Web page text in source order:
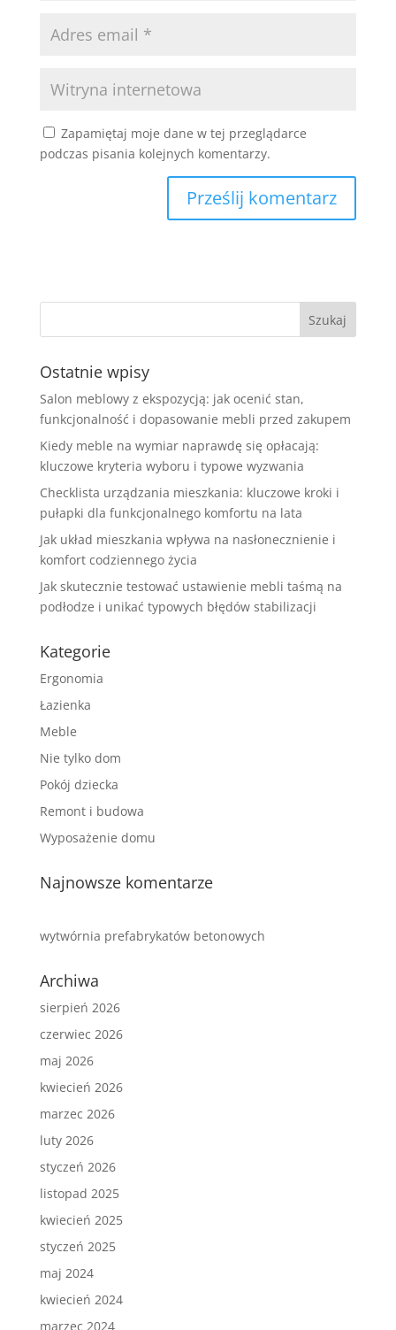
Zapamiętaj moje dane w tej przeglądarce
podczas pisania kolejnych komentarzy.
Ostatnie wpisy
Salon meblowy z ekspozycją: jak ocenić stan,
funkcjonalność i dopasowanie mebli przed zakupem
Kiedy meble na wymiar naprawdę się opłacają:
kluczowe kryteria wyboru i typowe wyzwania
Checklista urządzania mieszkania: kluczowe kroki i
pułapki dla funkcjonalnego komfortu na lata
Jak układ mieszkania wpływa na nasłonecznienie i
komfort codziennego życia
Jak skutecznie testować ustawienie mebli taśmą na
podłodze i unikać typowych błędów stabilizacji
Kategorie
Ergonomia
Łazienka
Meble
Nie tylko dom
Pokój dziecka
Remont i budowa
Wyposażenie domu
Najnowsze komentarze
wytwórnia prefabrykatów betonowych
Archiwa
sierpień 2026
czerwiec 2026
maj 2026
kwiecień 2026
marzec 2026
luty 2026
styczeń 2026
listopad 2025
kwiecień 2025
styczeń 2025
maj 2024
kwiecień 2024
marzec 2024